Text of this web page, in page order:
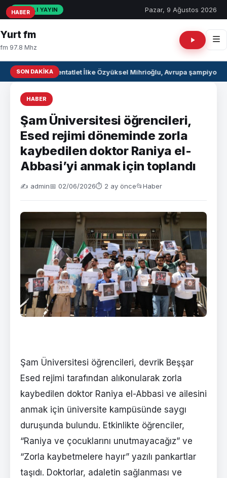
CANLI YAYIN Pazar, 9 Ağustos 2026
Yurt fm
fm 97.8 Mhz
SON DAKIKAMilli pentatlet İlke Özyüksel Mihrioğlu, Avrupa şampiyonu
HABER
Şam Üniversitesi öğrencileri,
Esed rejimi döneminde zorla
kaybedilen doktor Raniya el-
Abbasi’yi anmak için toplandı
✍️ admin📅 02/06/2026⏱ 2 ay önce📂Haber
Şam Üniversitesi öğrencileri, devrik Beşşar
Esed rejimi tarafından alıkonularak zorla
kaybedilen doktor Raniya el-Abbasi ve ailesini
anmak için üniversite kampüsünde saygı
duruşunda bulundu. Etkinlikte öğrenciler,
“Raniya ve çocuklarını unutmayacağız” ve
“Zorla kaybetmelere hayır” yazılı pankartlar
taşıdı. Doktorlar, adaletin sağlanması ve
HABER
HABER
HABER